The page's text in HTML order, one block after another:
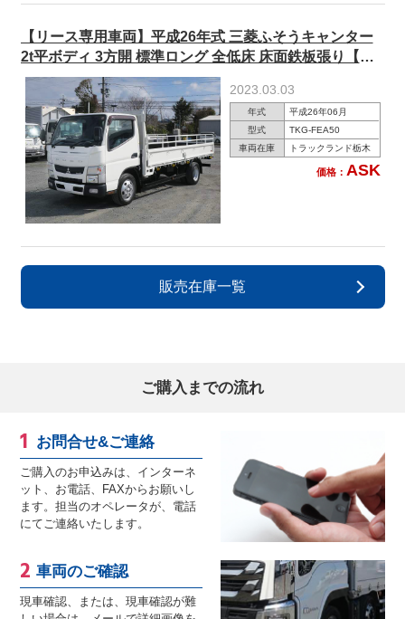
【リース専用車両】平成26年式 三菱ふそうキャンター
2t平ボディ 3方開 標準ロング 全低床 床面鉄板張り【準
中型(5t限定)免許 ※旧普通免許OK】
2023.03.03
年式
平成26年06月
型式
TKG-FEA50
車両在庫
トラックランド栃木
価格： ASK
販売在庫一覧
ご購入までの流れ
お問合せ&ご連絡
ご購入のお申込みは、インターネ
ット、お電話、FAXからお願いし
ます。担当のオペレータが、電話
にてご連絡いたします。
車両のご確認
現車確認、または、現車確認が難